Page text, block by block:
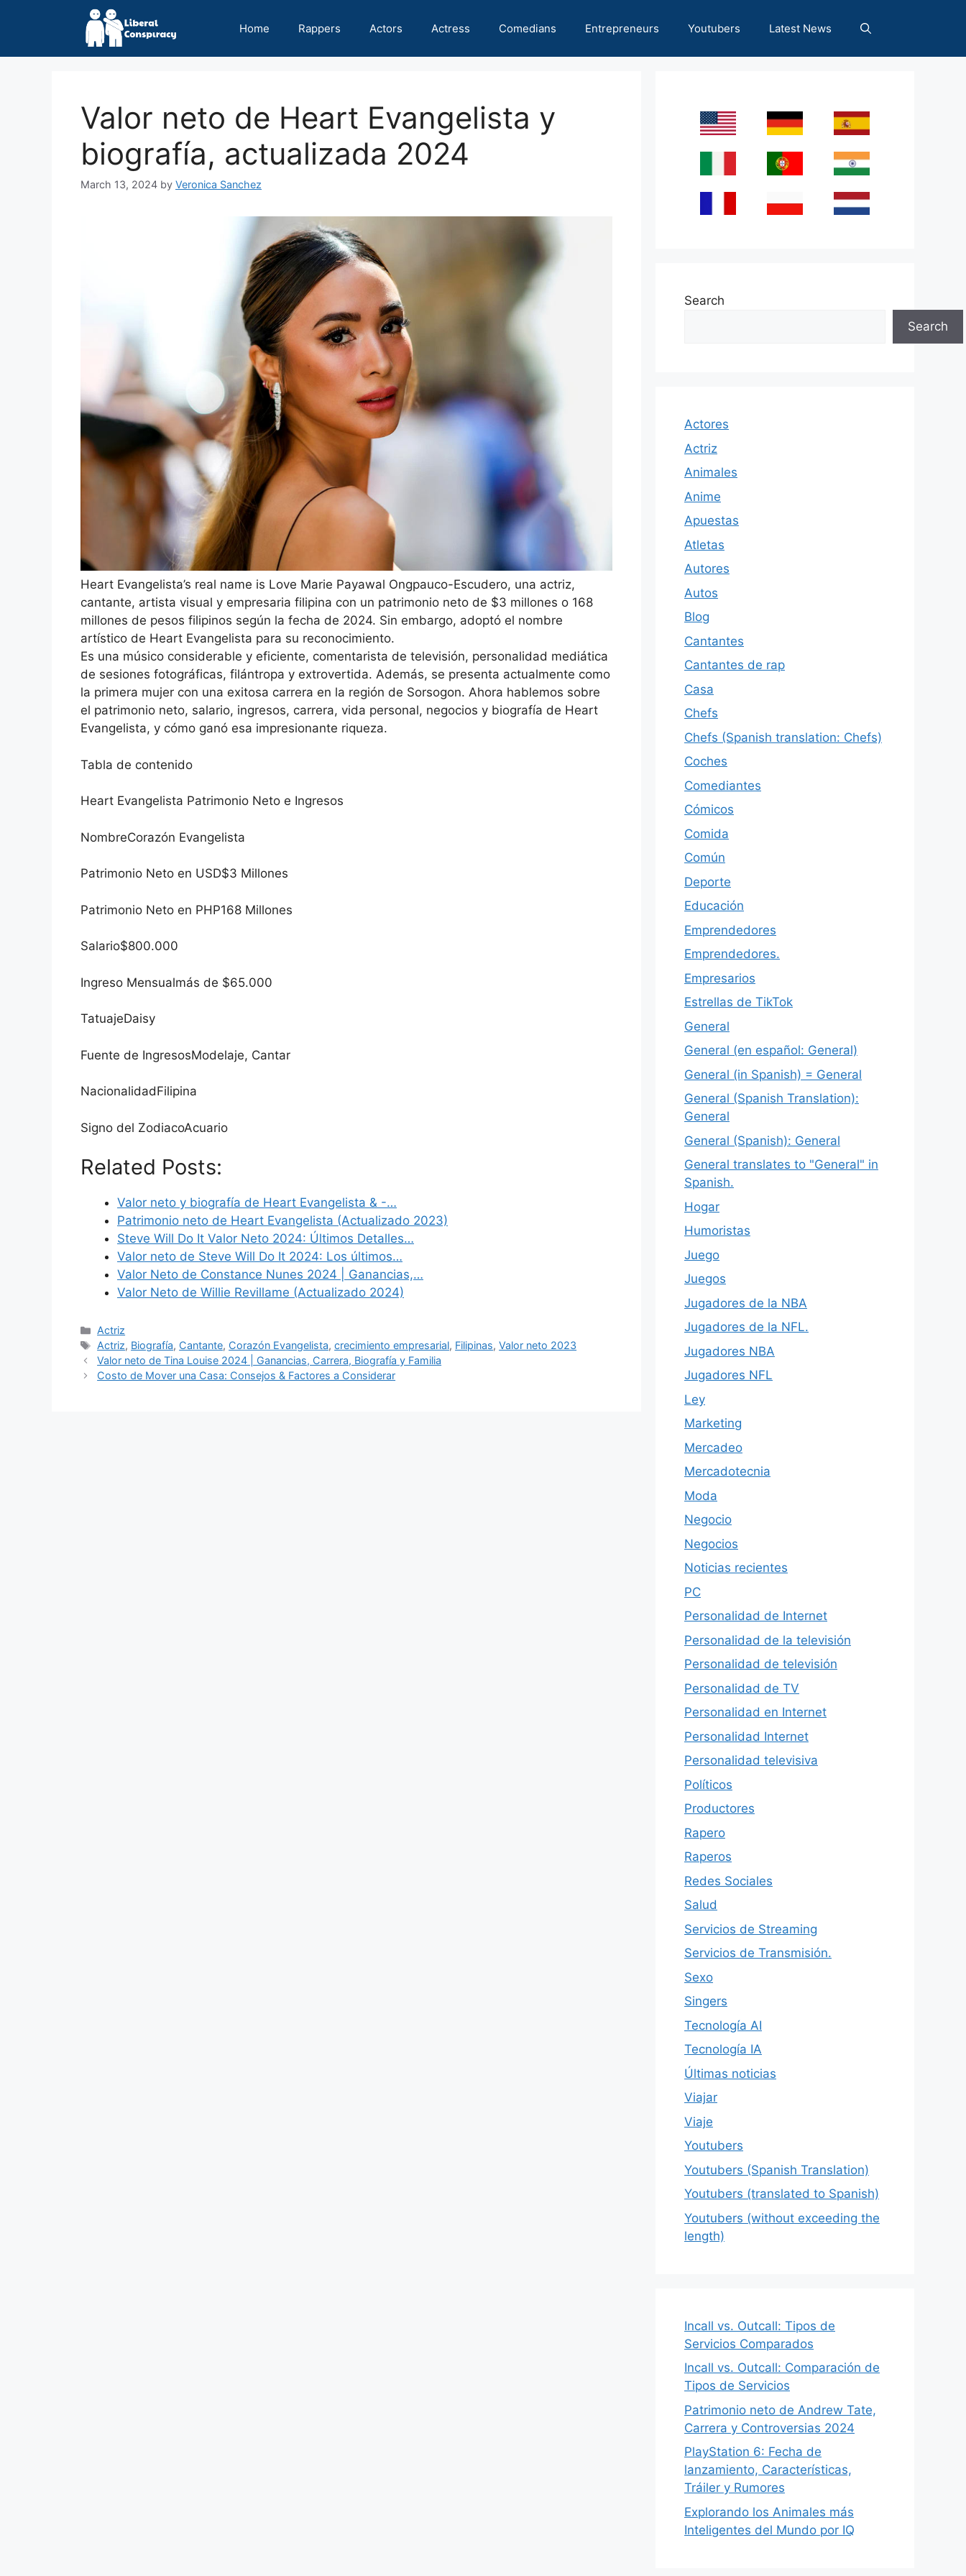
Home Rappers Actors Actress Comedians Entrepreneurs Youtubers Latest News
Valor neto de Heart Evangelista y
biografía, actualizada 2024
March 13, 2024 by Veronica Sanchez
Heart Evangelista’s real name is Love Marie Payawal Ongpauco-Escudero, una actriz,
cantante, artista visual y empresaria filipina con un patrimonio neto de $3 millones o 168
millones de pesos filipinos según la fecha de 2024. Sin embargo, adoptó el nombre
artístico de Heart Evangelista para su reconocimiento.
Es una músico considerable y eficiente, comentarista de televisión, personalidad mediática
de sesiones fotográficas, filántropa y extrovertida. Además, se presenta actualmente como
la primera mujer con una exitosa carrera en la región de Sorsogon. Ahora hablemos sobre
el patrimonio neto, salario, ingresos, carrera, vida personal, negocios y biografía de Heart
Evangelista, y cómo ganó esa impresionante riqueza.
Tabla de contenido
Heart Evangelista Patrimonio Neto e Ingresos
NombreCorazón Evangelista
Patrimonio Neto en USD$3 Millones
Patrimonio Neto en PHP168 Millones
Salario$800.000
Ingreso Mensualmás de $65.000
TatuajeDaisy
Fuente de IngresosModelaje, Cantar
NacionalidadFilipina
Signo del ZodiacoAcuario
Related Posts:
Valor neto y biografía de Heart Evangelista & -…
Patrimonio neto de Heart Evangelista (Actualizado 2023)
Steve Will Do It Valor Neto 2024: Últimos Detalles…
Valor neto de Steve Will Do It 2024: Los últimos…
Valor Neto de Constance Nunes 2024 | Ganancias,…
Valor Neto de Willie Revillame (Actualizado 2024)
Categories
Actriz
Tags
Actriz, Biografía, Cantante, Corazón Evangelista,crecimiento empresarial, Filipinas,Valor neto 2023
Valor neto de Tina Louise 2024 | Ganancias, Carrera, Biografía y Familia
Costo de Mover una Casa: Consejos & Factores a Considerar
Search
Search
Actores
Actriz
Animales
Anime
Apuestas
Atletas
Autores
Autos
Blog
Cantantes
Cantantes de rap
Casa
Chefs
Chefs (Spanish translation: Chefs)
Coches
Comediantes
Cómicos
Comida
Común
Deporte
Educación
Emprendedores
Emprendedores.
Empresarios
Estrellas de TikTok
General
General (en español: General)
General (in Spanish) = General
General (Spanish Translation):
General
General (Spanish): General
General translates to "General" in
Spanish.
Hogar
Humoristas
Juego
Juegos
Jugadores de la NBA
Jugadores de la NFL.
Jugadores NBA
Jugadores NFL
Ley
Marketing
Mercadeo
Mercadotecnia
Moda
Negocio
Negocios
Noticias recientes
PC
Personalidad de Internet
Personalidad de la televisión
Personalidad de televisión
Personalidad de TV
Personalidad en Internet
Personalidad Internet
Personalidad televisiva
Políticos
Productores
Rapero
Raperos
Redes Sociales
Salud
Servicios de Streaming
Servicios de Transmisión.
Sexo
Singers
Tecnología AI
Tecnología IA
Últimas noticias
Viajar
Viaje
Youtubers
Youtubers (Spanish Translation)
Youtubers (translated to Spanish)
Youtubers (without exceeding the
length)
Incall vs. Outcall: Tipos de
Servicios Comparados
Incall vs. Outcall: Comparación de
Tipos de Servicios
Patrimonio neto de Andrew Tate,
Carrera y Controversias 2024
PlayStation 6: Fecha de
lanzamiento, Características,
Tráiler y Rumores
Explorando los Animales más
Inteligentes del Mundo por IQ